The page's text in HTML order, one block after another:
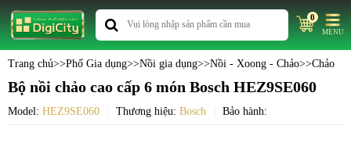
0
MENU
Trang chủ>>Phố Gia dụng>>Nồi gia dụng>>Nồi - Xoong - Chảo>>Chảo
Bộ nồi chảo cao cấp 6 món Bosch HEZ9SE060
Model: HEZ9SE060 Thương hiệu: Bosch Bảo hành: